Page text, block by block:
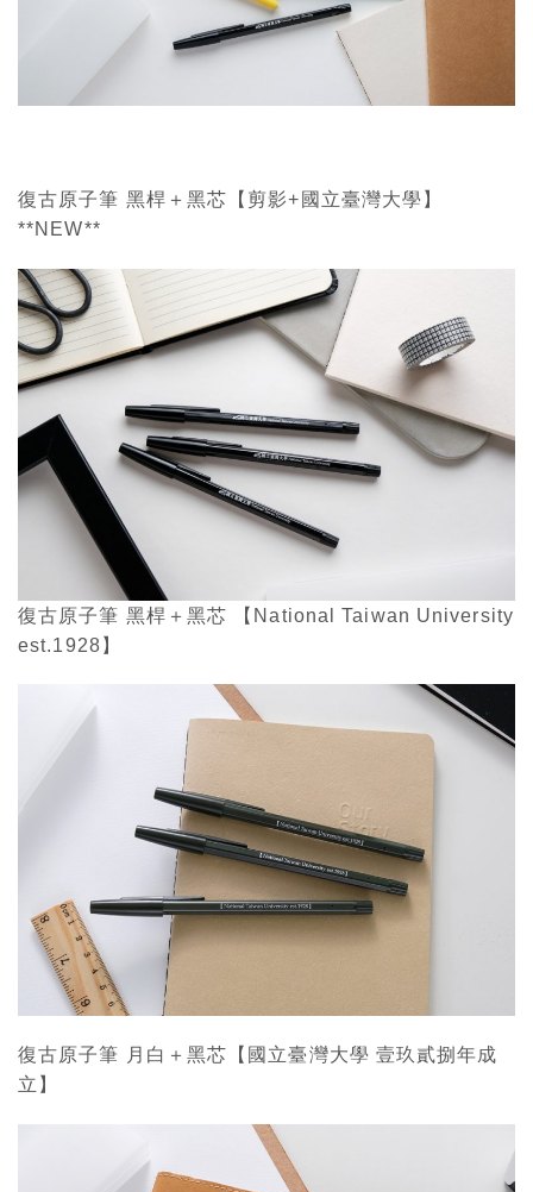
復古原子筆 黑桿＋黑芯【剪影+國立臺灣大學】
**NEW**
復古原子筆 黑桿＋黑芯 【National Taiwan University
est.1928】
復古原子筆 月白＋黑芯【國立臺灣大學 壹玖貳捌年成
立】